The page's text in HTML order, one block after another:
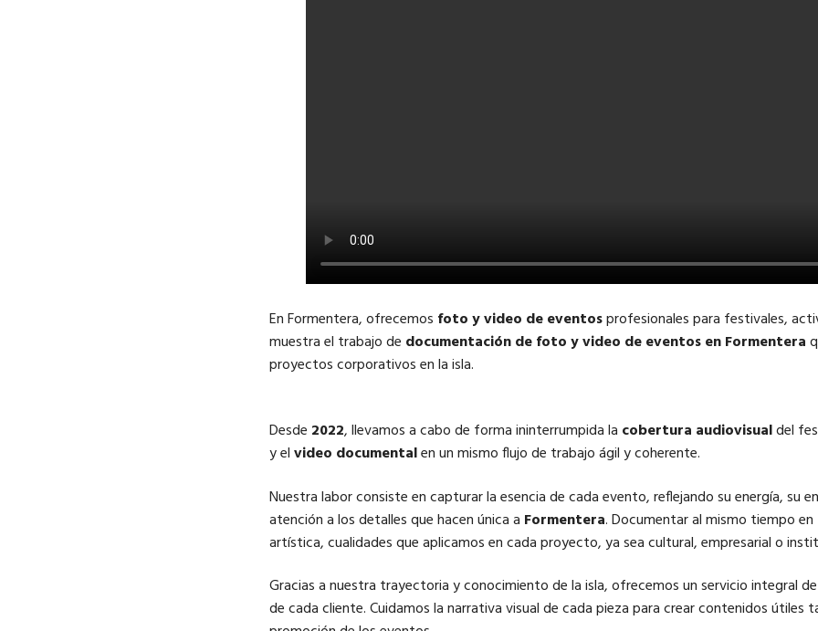
En Formentera, ofrecemos foto y video de eventosprofesionales para festivales,
muestra el trabajo de documentación de foto y video de eventos en Formentera
proyectos corporativos en la isla.
Desde 2022, llevamos a cabo de forma ininterrumpida la cobertura audiovisualdel
y elvideo documentalen un mismo flujo de trabajo ágil y coherente.
Nuestra labor consiste en capturar la esencia de cada evento, reflejando su energía, su
atención a los detalles que hacen única a Formentera. Documentar al mismo tiempo en
artística, cualidades que aplicamos en cada proyecto, ya sea cultural, empresarial o
Gracias a nuestra trayectoria y conocimiento de la isla, ofrecemos un servicio integral
de cada cliente. Cuidamos la narrativa visual de cada pieza para crear contenidos